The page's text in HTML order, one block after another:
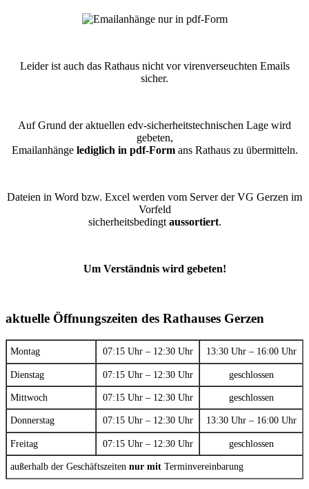
Leider ist auch das Rathaus nicht vor virenverseuchten Emails
sicher.
Auf Grund der aktuellen edv-sicherheitstechnischen Lage wird
gebeten,
Emailanhänge lediglich in pdf-Formans Rathaus zu übermitteln.
Dateien in Word bzw. Excel werden vom Server der VG Gerzen im
Vorfeld
sicherheitsbedingt aussortiert.
Um Verständnis wird gebeten!
aktuelle Öffnungszeiten des Rathauses Gerzen
Montag 07:15 Uhr – 12:30 Uhr 13:30 Uhr – 16:00 Uhr
Dienstag 07:15 Uhr – 12:30 Uhr geschlossen
Mittwoch 07:15 Uhr – 12:30 Uhr geschlossen
Donnerstag 07:15 Uhr – 12:30 Uhr 13:30 Uhr – 16:00 Uhr
Freitag 07:15 Uhr – 12:30 Uhr geschlossen
außerhalb der Geschäftszeiten nur mit Terminvereinbarung